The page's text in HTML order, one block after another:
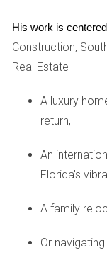
los sistemas de
vez más
benefician al
pueden
de servicios
incorporando
como plantas
riego
sobre cómo la
His work is
Construction,
Real Estate
A luxury
return,
An
Florida's
A family
Or